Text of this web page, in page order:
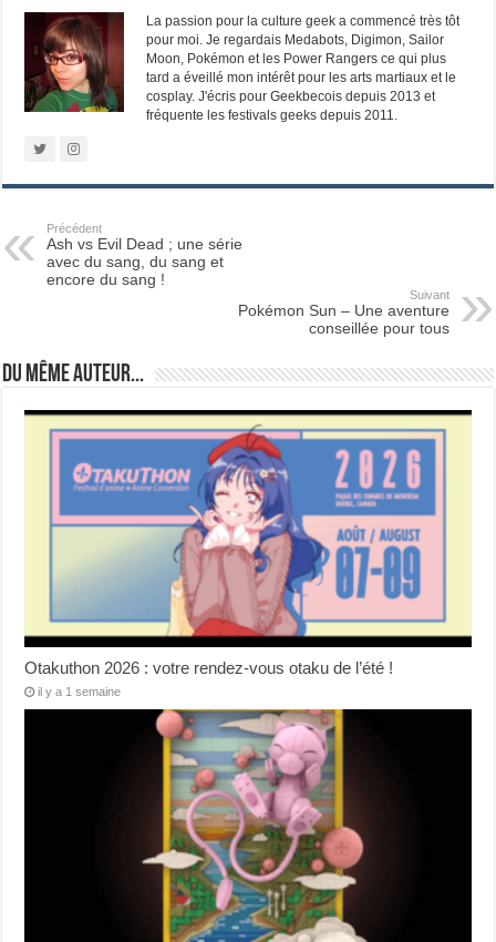
La passion pour la culture geek a commencé très tôt
pour moi. Je regardais Medabots, Digimon, Sailor
Moon, Pokémon et les Power Rangers ce qui plus
tard a éveillé mon intérêt pour les arts martiaux et le
cosplay. J'écris pour Geekbecois depuis 2013 et
fréquente les festivals geeks depuis 2011.
Précédent
Ash vs Evil Dead ; une série
avec du sang, du sang et
encore du sang !
Suivant
Pokémon Sun – Une aventure
conseillée pour tous
Du même auteur...
Otakuthon 2026 : votre rendez-vous otaku de l’été !
il y a 1 semaine